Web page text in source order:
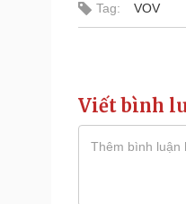
Tag: VOV
Viết bình